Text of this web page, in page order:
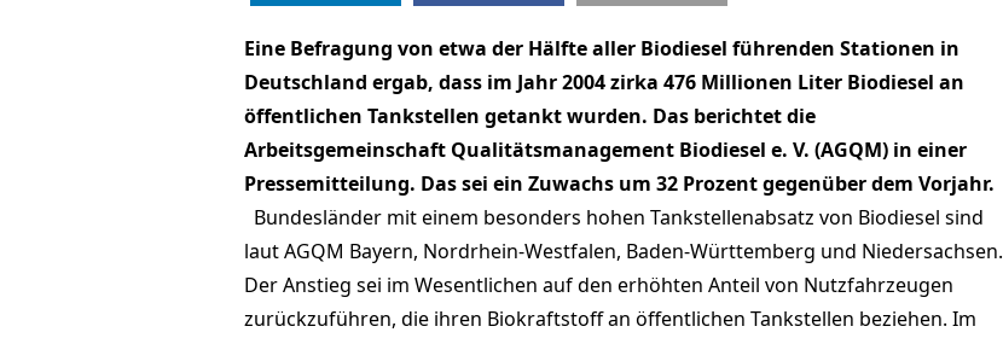
Eine Befragung von etwa der Hälfte aller Biodiesel führenden Stationen in
Deutschland ergab, dass im Jahr 2004 zirka 476 Millionen Liter Biodiesel an
öffentlichen Tankstellen getankt wurden. Das berichtet die
Arbeitsgemeinschaft Qualitätsmanagement Biodiesel e. V. (AGQM) in einer
Pressemitteilung. Das sei ein Zuwachs um 32 Prozent gegenüber dem Vorjahr.
Bundesländer mit einem besonders hohen Tankstellenabsatz von Biodiesel sind
laut AGQM Bayern, Nordrhein-Westfalen, Baden-Württemberg und Niedersachsen.
Der Anstieg sei im Wesentlichen auf den erhöhten Anteil von Nutzfahrzeugen
zurückzuführen, die ihren Biokraftstoff an öffentlichen Tankstellen beziehen. Im